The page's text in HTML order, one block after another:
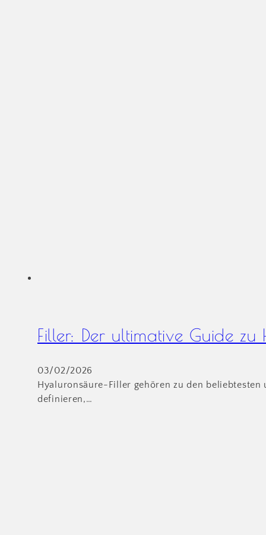
Filler: Der ultimative Guide
03/02/2026
Hyaluronsäure-Filler gehören zu den
definieren,…